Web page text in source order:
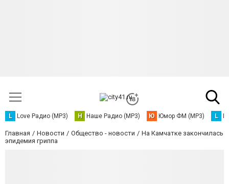
L Love Радио (MP3) Н Наше Радио (MP3) Ю Юмор ФМ (MP3) L
Главная Новости Общество - новости
На Камчатке закончилась
эпидемия гриппа